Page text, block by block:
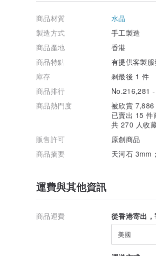
↳ 包裝內容說明
如若購買一件以上，我們是會把飾
為支持環保，不提供任何塑膠袋唷
加購禮物包裝連結：
↳ 運費&運送時間
→香港地區：【香港郵政】平郵
由寄出當日開始計3～5個工作天
（若希望寄順豐請聯絡我們，只接受"
→台灣地區：【香港郵政】掛號（追
由寄出當日開始計7～15個工作天
由寄出當日開始計10～20個工作天
因為太多客人反映平郵包裹寄失了
工作天內，香港地區5天內。掛號
都不會代收件的喔，請購買時一定
拒收退件的，如果因為填寫錯誤地
由買家再付運費才會補發。
商品材質
水晶
製造方式
手工製造
商品產地
香港
商品特點
有提供客製服
庫存
剩最後 1 件
商品排行
No.216,281
商品熱門度
被欣賞 7,886
已賣出 15 件
共 270 人收
販售許可
原創商品
商品摘要
天河石 3mm
運費與其他資訊
商品運費 從香港寄出，
美國